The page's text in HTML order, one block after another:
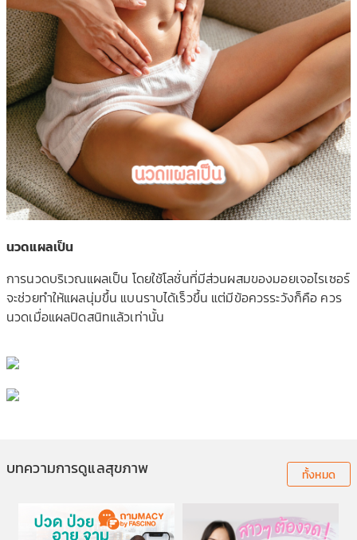
นวดแผลเป็น
การนวดบริเวณแผลเป็น โดยใช้โลชั่นที่มีส่วนผสมของมอยเจอไรเซอร์
จะช่วยทำให้แผลนุ่มขึ้น แบนราบได้เร็วขึ้น แต่มีข้อควรระวังก็คือ ควร
นวดเมื่อแผลปิดสนิทแล้วเท่านั้น
บทความการดูแลสุขภาพ ทั้งหมด